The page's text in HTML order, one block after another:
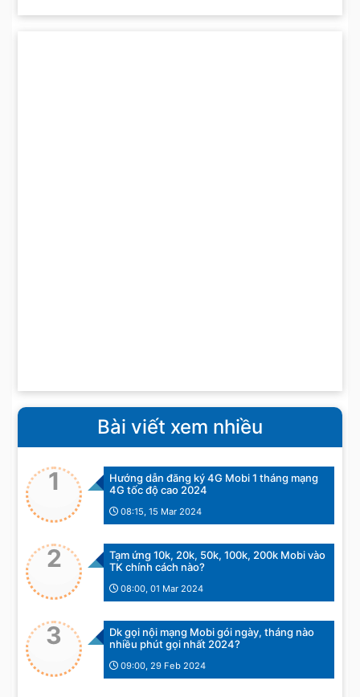
Bài viết xem nhiều
1
Hướng dẫn đăng ký 4G Mobi 1 tháng mạng
4G tốc độ cao 2024
08:15, 15 Mar 2024
2
Tạm ứng 10k, 20k, 50k, 100k, 200k Mobi vào
TK chính cách nào?
08:00, 01 Mar 2024
3
Dk gọi nội mạng Mobi gói ngày, tháng nào
nhiều phút gọi nhất 2024?
09:00, 29 Feb 2024